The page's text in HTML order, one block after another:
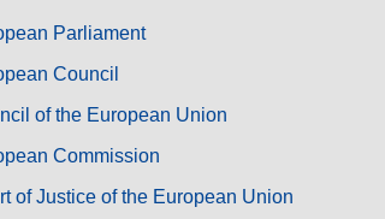
Parliament
Council
of the European Union
Commission
of Justice of the European Union